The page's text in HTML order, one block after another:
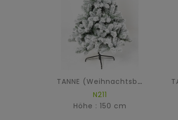
TANNE (Weihnachtsbaum) SNOWY IMPERIAL
N211
Höhe : 150 cm